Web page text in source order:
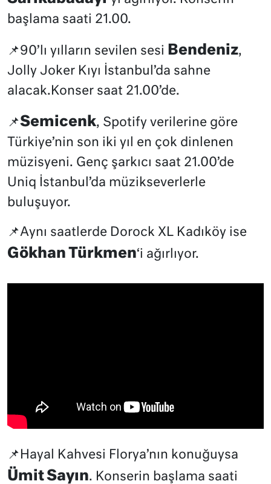
başlama saati 21.00.
📌90’lı yılların sevilen sesi Bendeniz,
Jolly Joker Kıyı İstanbul’da sahne
alacak.Konser saat 21.00’de.
📌Semicenk, Spotify verilerine göre
Türkiye’nin son iki yıl en çok dinlenen
müzisyeni. Genç şarkıcı saat 21.00’de
Uniq İstanbul’da müzikseverlerle
buluşuyor.
📌Aynı saatlerde Dorock XL Kadıköy ise
Gökhan Türkmen‘i ağırlıyor.
📌Hayal Kahvesi Florya’nın konuğuysa
Ümit Sayın. Konserin başlama saati